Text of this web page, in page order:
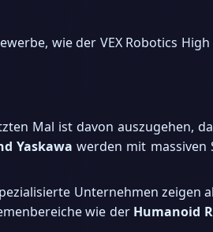
wie der VEX Robotics
Mal ist davon auszugehen,
Yaskawa werden mit massiven
Unternehmen zeigen
wie der Humanoid